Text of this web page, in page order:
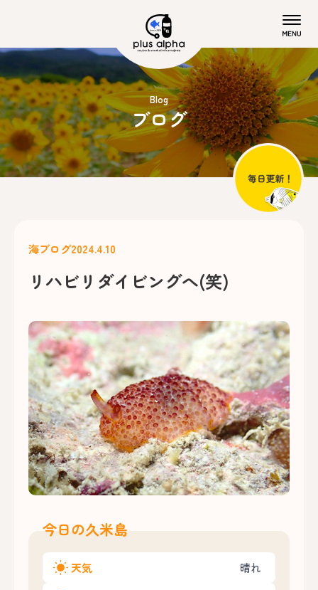
Blog
ブログ
海ブログ2024.4.10
リハビリダイビングへ(笑)
今日の久米島
天気 晴れ